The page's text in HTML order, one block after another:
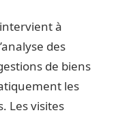
intervient à
des
de biens
les
Les visites